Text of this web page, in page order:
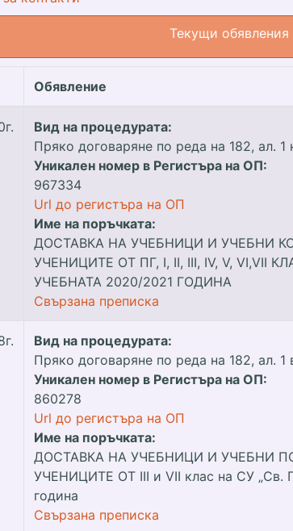
Текущи
Обявление
Вид на процедурата:
Пряко договаряне по реда на 182, ал. 1
Уникален номер в Регистъра на ОП:
967334
Url до регистъра на ОП
Име на поръчката:
ДОСТАВКА НА УЧЕБНИЦИ И УЧЕБНИ
УЧЕНИЦИТЕ ОТ ПГ, I, IІ, III, IV, V, VІ,VII
УЧЕБНАТА 2020/2021 ГОДИНА
Свързана преписка
Вид на процедурата:
Пряко договаряне по реда на 182, ал. 1
Уникален номер в Регистъра на ОП:
860278
Url до регистъра на ОП
Име на поръчката:
ДОСТАВКА НА УЧЕБНИЦИ И УЧЕБНИ
УЧЕНИЦИТЕ ОТ IIІ и VІІ клас на СУ „Св.
година
Свързана преписка